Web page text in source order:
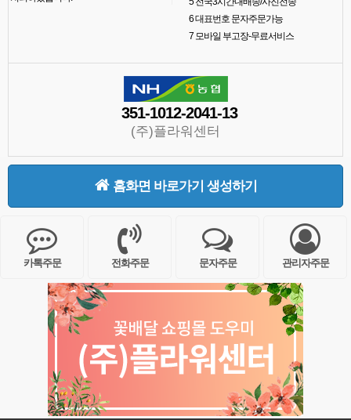
6대표번호 문자주문가능
7모바일 부고장-무료서비스
351-1012-2041-13
(주)플라워센터
홈화면 바로가기 생성하기
카톡주문 전화주문 문자주문 관리자주문